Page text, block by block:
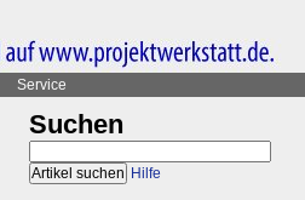
Service
Suchen
Hilfe